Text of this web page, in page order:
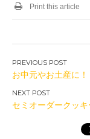
Print this article
投
稿
ナ
ビ
お中元やお土産に
セミオーダークッ